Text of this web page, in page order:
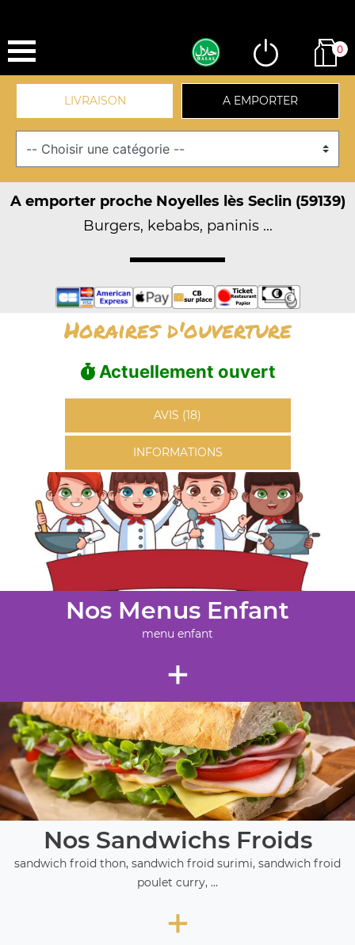
0
LIVRAISON A EMPORTER
A emporter proche Noyelles lès Seclin (59139)
Burgers, kebabs, paninis ...
Horaires d'ouverture
Actuellement ouvert
AVIS (18)
INFORMATIONS
Nos Menus Enfant
menu enfant
+
Nos Sandwichs Froids
sandwich froid thon, sandwich froid surimi, sandwich froid
poulet curry, ...
+